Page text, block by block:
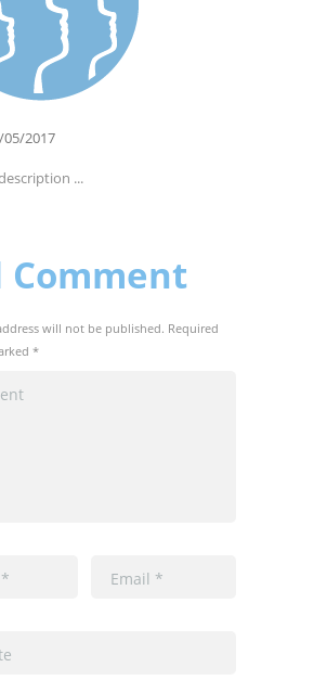
05/2017
...
Comment
will not be published. Required
*